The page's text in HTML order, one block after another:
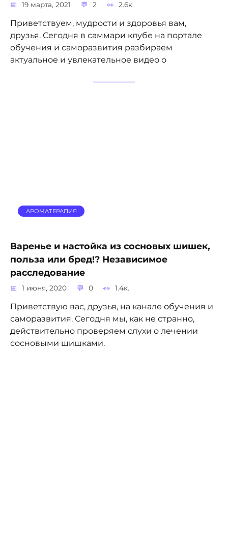
19 марта, 2021 2 2.6к.
Приветствуем, мудрости и здоровья вам,
друзья. Сегодня в саммари клубе на портале
обучения и саморазвития разбираем
актуальное и увлекательное видео о
АРОМАТЕРАПИЯ
Варенье и настойка из сосновых шишек,
польза или бред!? Независимое
расследование
1 июня, 2020 0 1.4к.
Приветствую вас, друзья, на канале обучения и
саморазвития. Сегодня мы, как не странно,
действительно проверяем слухи о лечении
сосновыми шишками.